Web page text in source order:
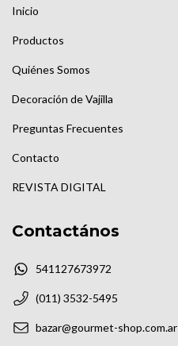
Inicio
Productos
Quiénes Somos
Decoración de Vajilla
Preguntas Frecuentes
Contacto
REVISTA DIGITAL
Contactános
541127673972
(011) 3532-5495
bazar@gourmet-shop.com.ar